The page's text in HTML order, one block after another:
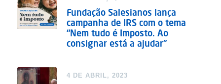
Fundação Salesianos lança
campanha de IRS com o tema
“Nem tudo é Imposto. Ao
consignar está a ajudar”
4 DE ABRIL, 2023